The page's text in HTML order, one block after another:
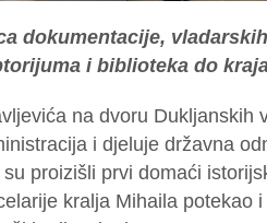
dokumentacije,
i biblioteka do
na dvoru Dukljanskih
i djeluje državna
proizišli prvi domaći
kralja Mihaila potekao